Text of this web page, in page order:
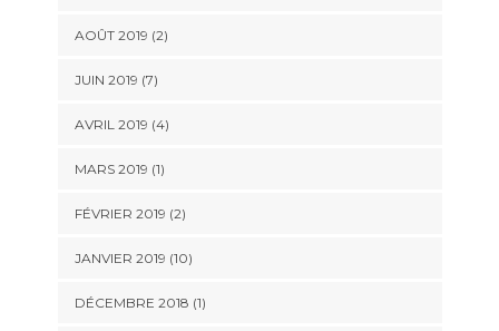
AOÛT 2019 (2)
JUIN 2019 (7)
AVRIL 2019 (4)
MARS 2019 (1)
FÉVRIER 2019 (2)
JANVIER 2019 (10)
DÉCEMBRE 2018 (1)